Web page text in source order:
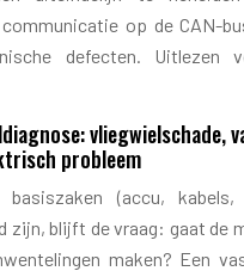
op de CAN-
defecten. Uitlezen
vliegwielschade,
probleem
basiszaken (accu,
zijn, blijft de vraag: gaat de
maken? Een